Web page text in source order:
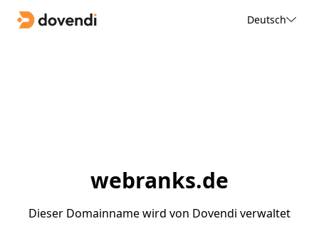
Deutsch
webranks.de
Dieser Domainname wird von Dovendi verwaltet